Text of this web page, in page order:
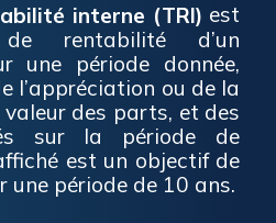
interne (TRI) est
rentabilité d’un
une période donnée,
l’appréciation ou de la
des parts, et des
sur la période de
est un objectif de
une période de 10 ans.